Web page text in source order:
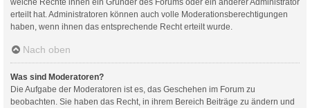
erteilt hat. Administratoren können auch volle Moderationsberechtigungen
haben, wenn ihnen das entsprechende Recht erteilt wurde.
Nach oben
Was sind Moderatoren?
Die Aufgabe der Moderatoren ist es, das Geschehen im Forum zu
beobachten. Sie haben das Recht, in ihrem Bereich Beiträge zu ändern und